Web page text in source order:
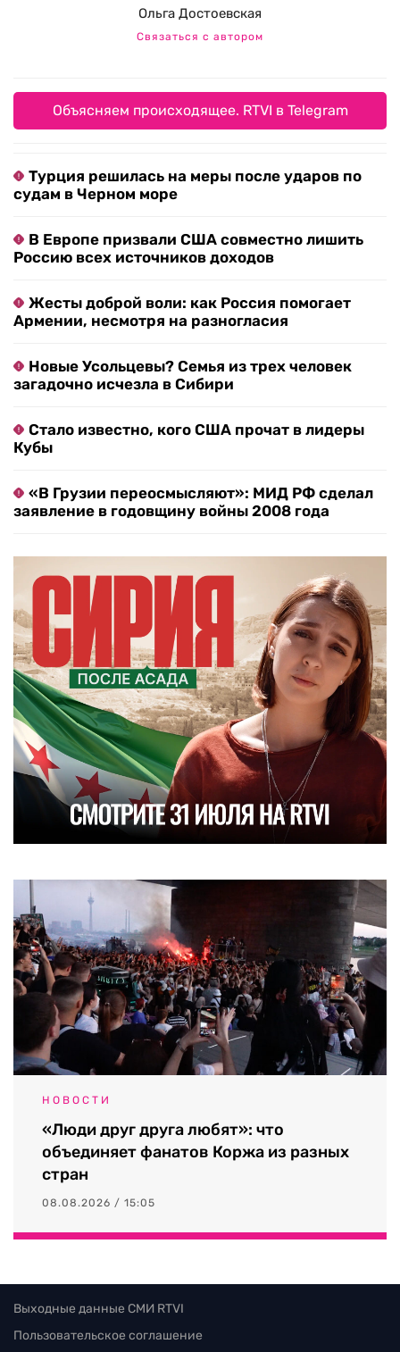
Ольга Достоевская
Связаться с автором
Объясняем происходящее. RTVI в Telegram
Турция решилась на меры после ударов по
судам в Черном море
В Европе призвали США совместно лишить
Россию всех источников доходов
Жесты доброй воли: как Россия помогает
Армении, несмотря на разногласия
Новые Усольцевы? Семья из трех человек
загадочно исчезла в Сибири
Стало известно, кого США прочат в лидеры
Кубы
«В Грузии переосмысляют»: МИД РФ сделал
заявление в годовщину войны 2008 года
НОВОСТИ
«Люди друг друга любят»: что
объединяет фанатов Коржа из разных
стран
08.08.2026 / 15:05
Выходные данные СМИ RTVI
Пользовательское соглашение